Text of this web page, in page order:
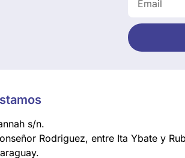
s/n.
Rodriguez, entre Ita Ybate y